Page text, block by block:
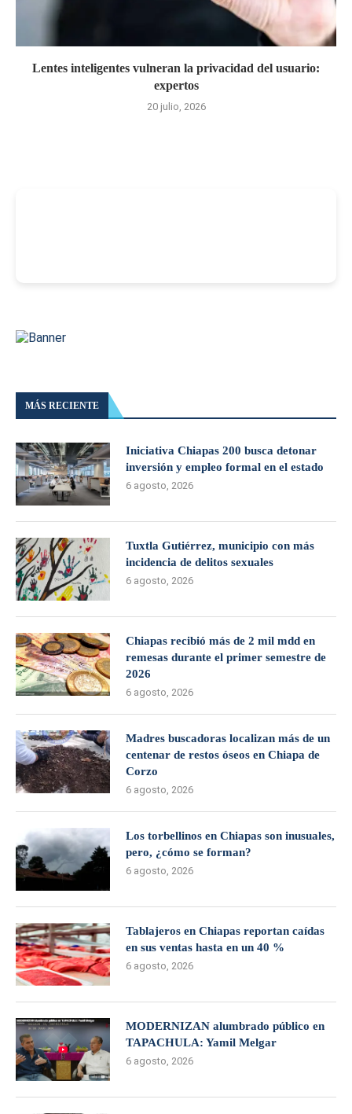
Lentes inteligentes vulneran la privacidad del usuario:
expertos
20 julio, 2026
MÁS RECIENTE
Iniciativa Chiapas 200 busca detonar
inversión y empleo formal en el estado
6 agosto, 2026
Tuxtla Gutiérrez, municipio con más
incidencia de delitos sexuales
6 agosto, 2026
Chiapas recibió más de 2 mil mdd en
remesas durante el primer semestre de
2026
6 agosto, 2026
Madres buscadoras localizan más de un
centenar de restos óseos en Chiapa de
Corzo
6 agosto, 2026
Los torbellinos en Chiapas son inusuales,
pero, ¿cómo se forman?
6 agosto, 2026
Tablajeros en Chiapas reportan caídas
en sus ventas hasta en un 40 %
6 agosto, 2026
MODERNIZAN alumbrado público en
TAPACHULA: Yamil Melgar
6 agosto, 2026